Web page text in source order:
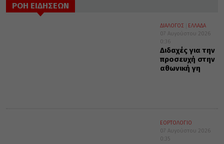
ΡΟΗ ΕΙΔΗΣΕΩΝ
ΔΙΑΛΟΓΟΣ
ΕΛΛΑΔΑ
07 Αυγούστου 2026
0:36
Διδαχές για την
προσευχή στην
αθωνική γη
ΕΟΡΤΟΛΟΓΙΟ
07 Αυγούστου 2026
0:35